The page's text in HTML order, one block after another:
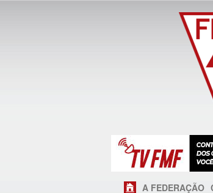
A FEDERAÇÃO